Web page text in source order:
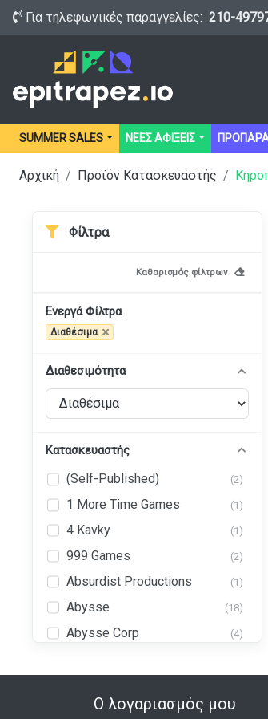
Για τηλεφωνικές παραγγελίες: 210-
SUMMER SALES ΝΕΕΣ ΑΦΙΞΕΙΣ
Αρχική Προϊόν Κατασκευαστής
Φίλτρα
Καθαρισμός φίλτρων
Ενεργά Φίλτρα
Διαθέσιμα
Διαθεσιμότητα
Κατασκευαστής
(Self-Published) (2)
1 More Time Games (1)
4 Kavky (1)
999 Games (2)
Absurdist Productions (1)
Abysse (18)
Abysse Corp (4)
Games)Ο λογαριασμός μου